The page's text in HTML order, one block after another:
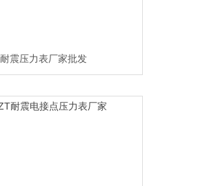
耐震压力表厂家批发